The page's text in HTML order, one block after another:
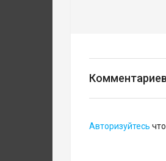
Авторизуйтесь